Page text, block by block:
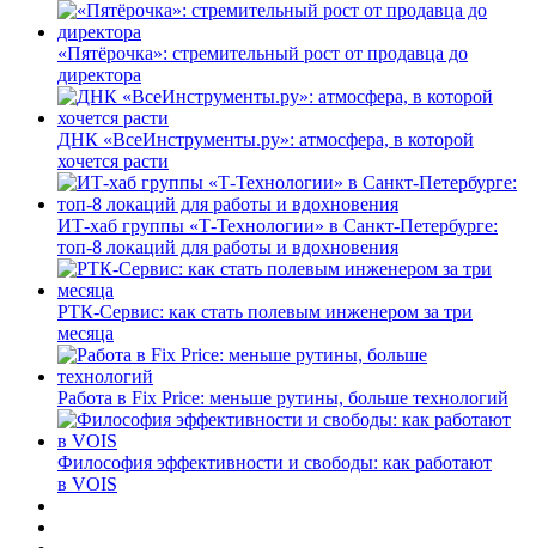
«Пятёрочка»: стремительный рост от продавца до
директора
ДНК «ВсеИнструменты.ру»: атмосфера, в которой
хочется расти
ИТ-хаб группы «Т-Технологии» в Санкт-Петербурге:
топ-8 локаций для работы и вдохновения
РТК-Сервис: как стать полевым инженером за три
месяца
Работа в Fix Price: меньше рутины, больше технологий
Философия эффективности и свободы: как работают
в VOIS